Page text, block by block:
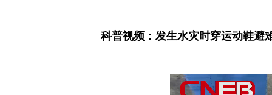
科普视频：发生水灾时穿运动鞋避